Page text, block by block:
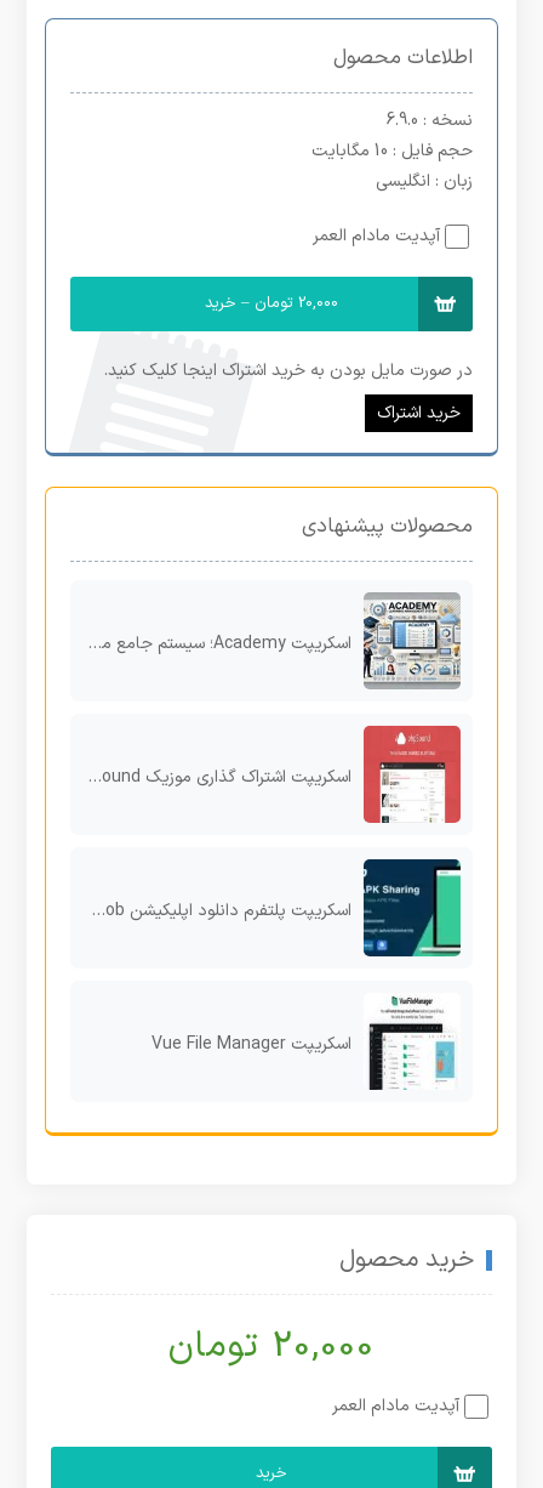
اطلاعات محصول
نسخه : 6.9.0
حجم فایل : 10 مگابایت
زبان : انگلیسی
آپدیت مادام العمر
20,000 تومان – خرید
در صورت مایل بودن به خرید اشتراک اینجا کلیک کنید.
خرید اشتراک
محصولات پیشنهادی
اسکریپت Academy؛ سیستم جامع مدیریت آموزش آنلاین (LMS) برای کسب‌وکارهای آموزشی
اسکریپت اشتراک گذاری موزیک phpSound
اسکریپت پلتفرم دانلود اپلیکیشن Apkbob
اسکریپت Vue File Manager
خرید محصول
20,000 تومان
آپدیت مادام العمر
خرید